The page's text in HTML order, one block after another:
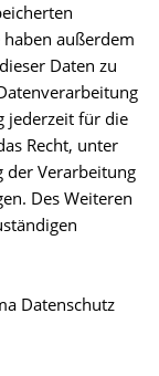
außerdem
Daten zu
jederzeit für die
Recht, unter
der Verarbeitung
Des Weiteren
Datenschutz